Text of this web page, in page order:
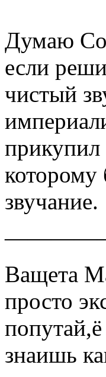
Думаю
если
чистый
прикупил
которому
звучание.
Ващета
просто
знаишь